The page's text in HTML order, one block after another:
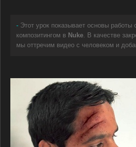
- Этот урок показывает основы работы
композитингом в Nuke. В качестве
мы оттречим видео с человеком и